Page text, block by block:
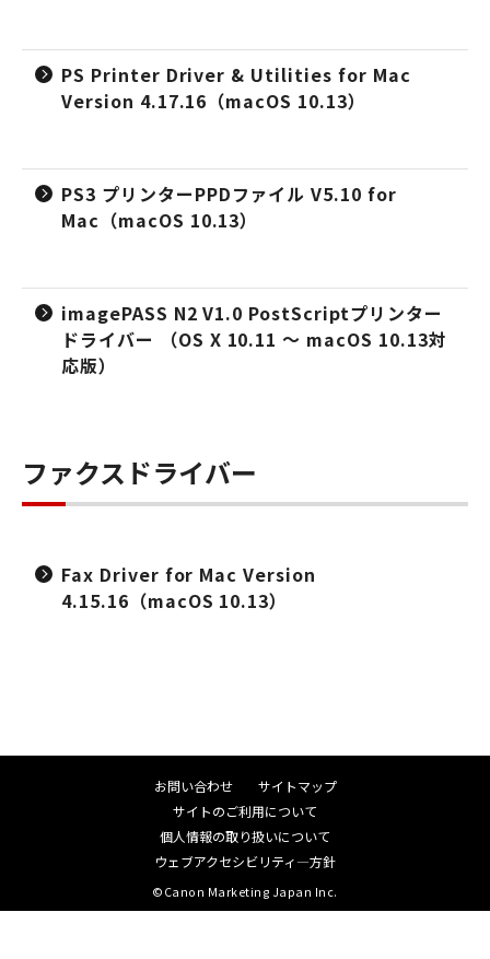
PS Printer Driver & Utilities for Mac
Version 4.17.16（macOS 10.13）
PS3 プリンターPPDファイル V5.10 for
Mac（macOS 10.13）
imagePASS N2 V1.0 PostScriptプリンター
ドライバー （OS X 10.11 ～ macOS 10.13対
応版）
ファクスドライバー
Fax Driver for Mac Version
4.15.16（macOS 10.13）
お問い合わせ
サイトマップ
サイトのご利用について
個人情報の取り扱いについて
ウェブアクセシビリティ―方針
©Canon Marketing Japan Inc.